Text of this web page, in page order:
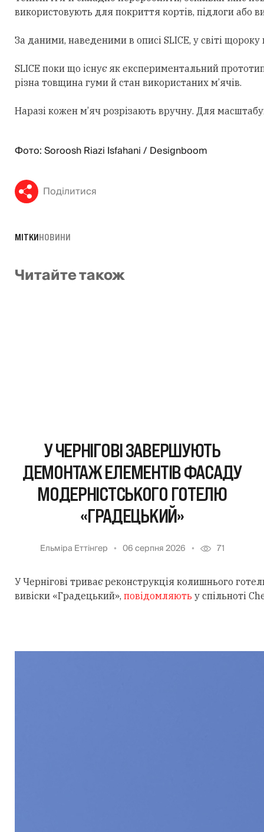
використовують для покриття кортів, підлоги або
За даними, наведеними в описі SLICE, у світі
SLICE поки що існує як експериментальний
різна товщина гуми й стан використаних м’ячів.
Наразі кожен м’яч розрізають вручну. Для
Фото: Soroosh Riazi Isfahani / Designboom
Поділитися
МІТКИНОВИНИ
Читайте також
У ЧЕРНІГОВІ ЗАВЕРШУЮТЬ
ДЕМОНТАЖ ЕЛЕМЕНТІВ ФАСАДУ
МОДЕРНІСТСЬКОГО ГОТЕЛЮ
«ГРАДЕЦЬКИЙ»
Ельміра Еттінгер 06 серпня 2026 71
У Чернігові триває реконструкція колишнього
вивіски «Градецький», повідомляють у спільноті